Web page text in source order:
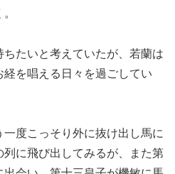
たいと考えていたが、若蘭は
を唱える日々を過ごしてい
度こっそり外に抜け出し馬に
に飛び出してみるが、また第